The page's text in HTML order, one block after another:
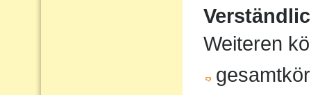
Weiteren